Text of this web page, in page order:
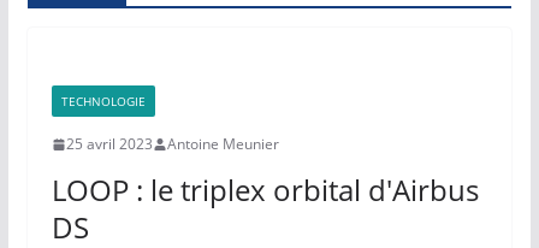
TECHNOLOGIE
25 avril 2023 Antoine Meunier
LOOP : le triplex orbital d'Airbus
DS